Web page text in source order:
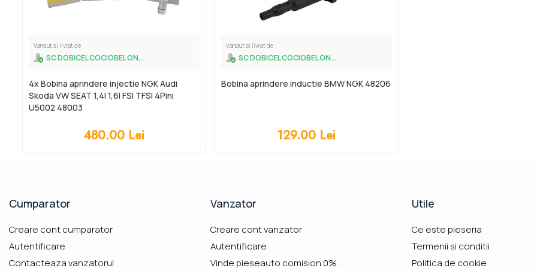
Vandut si livrat de
SC DOBICEL COCIOBEL ON...
4x Bobina aprindere injectie NGK Audi
Skoda VW SEAT 1,4l 1,6l FSI TFSI 4Pini
U5002 48003
480.00 Lei
Vandut si livrat de
SC DOBICEL COCIOBEL ON...
Bobina aprindere inductie BMW NGK 48206
129.00 Lei
Cumparator
Creare cont cumparator
Autentificare
Contacteaza vanzatorul
Vanzator
Creare cont vanzator
Autentificare
Vinde pieseauto comision 0%
Utile
Ce este pieseria
Termenii si conditii
Politica de cookie